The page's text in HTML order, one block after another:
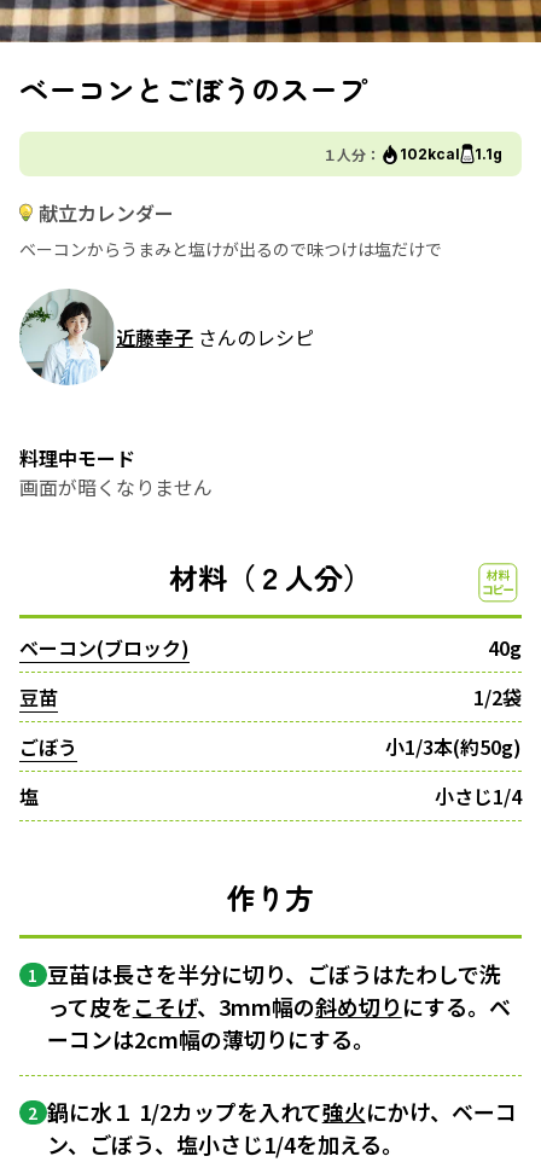
ベーコンとごぼうのスープ
１人分： 102kcal 1.1g
献立カレンダー
ベーコンからうまみと塩けが出るので味つけは塩だけで
近藤幸子 さんのレシピ
料理中モード
画面が暗くなりません
材料（２人分）
ベーコン(ブロック)
40g
豆苗
1/2袋
ごぼう
小1/3本(約50g)
塩
小さじ1/4
作り方
1 豆苗は長さを半分に切り、ごぼうはたわしで洗
って皮をこそげ、3mm幅の斜め切りにする。ベ
ーコンは2cm幅の薄切りにする。
2 鍋に水１ 1/2カップを入れて強火にかけ、ベーコ
ン、ごぼう、塩小さじ1/4を加える。